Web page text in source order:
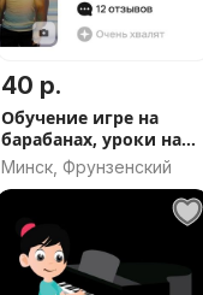
40 р.
Обучение игре на
барабанах, уроки на
барабанах,
Минск, Фрунзенский